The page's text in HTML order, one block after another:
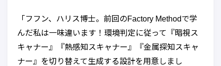
「フフン、ハリス博士。前回のFactory Methodで学
んだ私は一味違います！環境判定に従って『暗視ス
キャナー』『熱感知スキャナー』『金属探知スキャ
ナー』を切り替えて生成する設計を用意しまし